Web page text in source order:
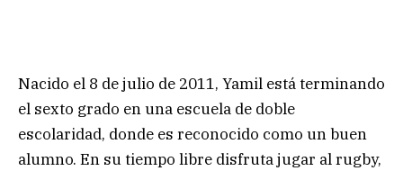
Nacido el 8 de julio de 2011, Yamil está terminando
el sexto grado en una escuela de doble
escolaridad, donde es reconocido como un buen
alumno. En su tiempo libre disfruta jugar al rugby,